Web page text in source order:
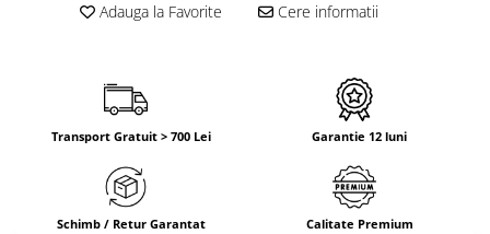
Adauga la Favorite Cere informatii
Transport Gratuit > 700 Lei Garantie 12 luni
Schimb / Retur Garantat Calitate Premium